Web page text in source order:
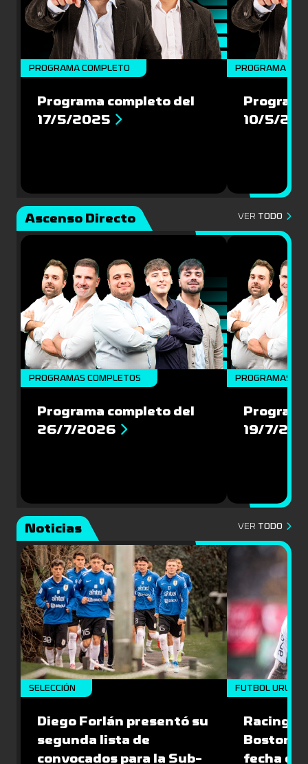
PROGRAMA COMPLETO
Programa completo del
17/5/2025
PROGRAMA
10/5/
Ascenso Directo VER TODO
PROGRAMAS COMPLETOS
Programa completo del
26/7/2026
PROGRAMAS
19/7/
Noticias VER TODO
SELECCIÓN
Diego Forlán presentó su
segunda lista de
convocados para la Sub-
FUTBOL
Racing
Boston
fecha